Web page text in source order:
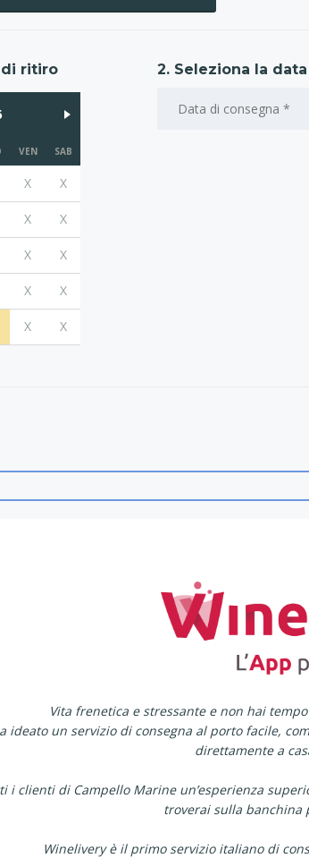
di ritiro
VEN SAB
X X
X X
X X
X X
X X
2. Seleziona la
Vita frenetica e stressante e non hai
ideato un servizio di consegna al porto facile,
direttamente a
i clienti di Campello Marine un’esperienza
troverai sulla banchina
Winelivery è il primo servizio italiano di